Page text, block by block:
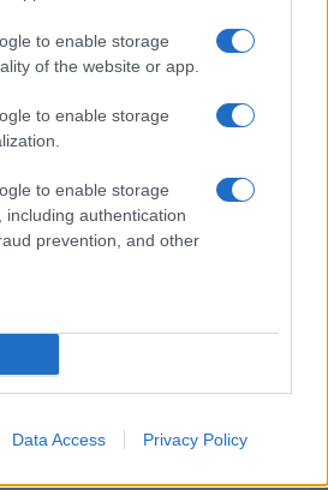
to enable storage
of the website or app.
to enable storage
to enable storage
including authentication
prevention, and other
Data Access Privacy Policy
Diturco
Cabras